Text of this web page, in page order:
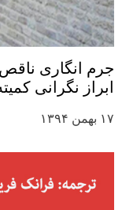
جرم انگاری
ابراز نگرانی
۱۷ بهمن ۱۳۹۴